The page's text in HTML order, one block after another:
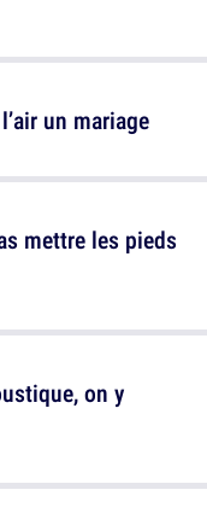
mettre les pieds
un mariage
on y